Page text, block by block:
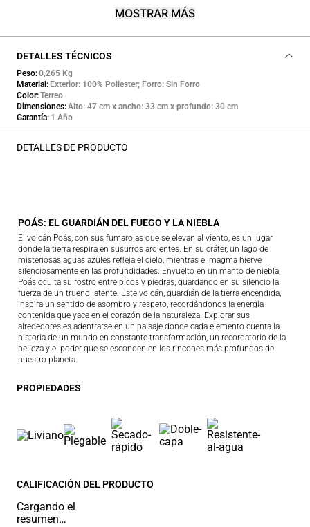
Además, cuenta con un bolsillo frontal para acceder rápidamente a objetos
más pequeños, haciendo de esta tula un aliado indispensable para tus
MOSTRAR MÁS
DETALLES TÉCNICOS
Peso 0,265 Kg
Material
Exterior: 100% Poliester; Forro: Sin Forro
Color Terreo
Dimensiones Alto: 47 cm x ancho: 33 cm x profundo: 30 cm
Garantía 1 Año
DETALLES DE PRODUCTO
POÁS: EL GUARDIÁN DEL FUEGO Y LA NIEBLA
El volcán Poás, con sus fumarolas que se elevan al viento, es un lugar
donde la tierra respira en susurros ardientes. En su cráter, un lago de
misteriosas aguas azules refleja el cielo, mientras el magma hierve
silenciosamente en las profundidades. Envuelto en un manto de niebla,
Poás oculta su rostro entre picos y piedras, guardando en su silencio la
fuerza de un trueno latente. Este volcán, guardián de la tierra encendida,
inspira un sentido de asombro y respeto, recordándonos la energía
contenida que yace en el corazón de la naturaleza. Explorar sus
alrededores es adentrarse en un paisaje donde cada elemento cuenta la
historia de un mundo en constante transformación, un recordatorio de la
belleza y el poder que se esconden en los rincones más profundos de
nuestro planeta.
PROPIEDADES
CALIFICACIÓN DEL PRODUCTO
Cargando el
resumen…